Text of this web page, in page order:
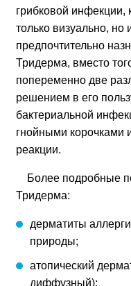
грибковой инфекции,
только визуально, но
предпочтительно
Тридерма, вместо
попеременно две
решением в его
бактериальной
гнойными корочками
реакции.
Более подробные
Тридерма:
дерматиты
природы;
атопический
диффузный);